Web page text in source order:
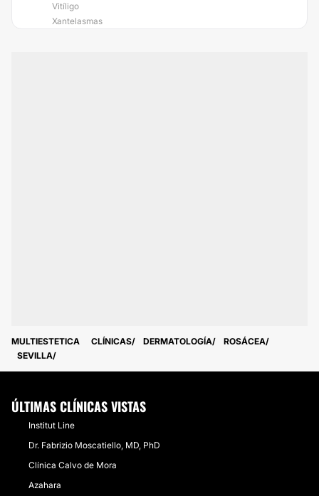
Vitíligo
Xantelasmas
MULTIESTETICA CLÍNICAS DERMATOLOGÍA
ROSÁCEA
SEVILLA
ÚLTIMAS CLÍNICAS VISTAS
Institut Line
Dr. Fabrizio Moscatiello, MD, PhD
Clínica Calvo de Mora
Azahara